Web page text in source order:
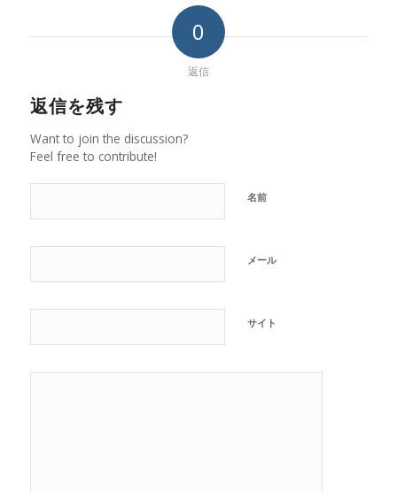
0
返信
返信を残す
Want to join the discussion?
Feel free to contribute!
名前
メール
サイト